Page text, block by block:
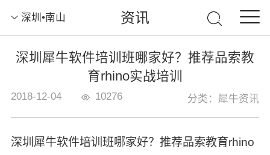
深圳•南山 资讯
深圳犀牛软件培训班哪家好？推荐品索教
育rhino实战培训
2018-12-04 10276 分类：犀牛资讯
深圳犀牛软件培训班哪家好？推荐品索教育rhino